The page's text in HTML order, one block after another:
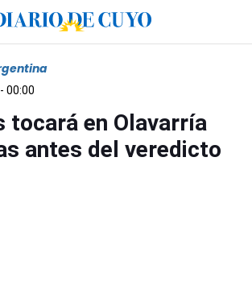
00:00
tocará en Olavarría
antes del veredicto